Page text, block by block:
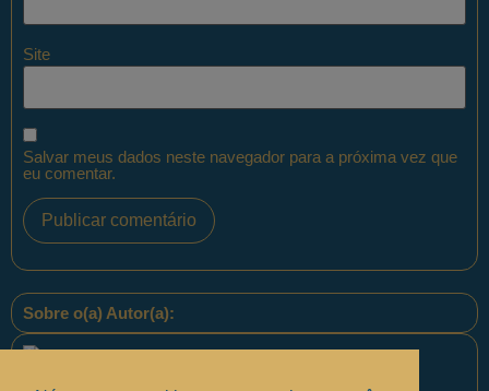
Site
Salvar meus dados neste navegador para a próxima vez que
eu comentar.
Sobre o(a) Autor(a):